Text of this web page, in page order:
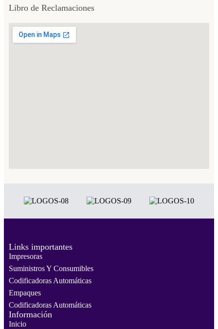
Libro de Reclamaciones
Links importantes
Impresoras
Suministros Y Consumibles
Codificadoras Automáticas
Empaques
Codificadoras Automáticas
Información
Inicio